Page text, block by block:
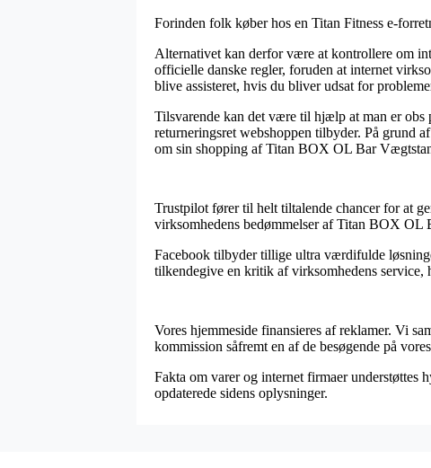
Forinden folk køber hos en Titan Fitness e-
Alternativet kan derfor være at kontrollere om
officielle danske regler, foruden at internet
blive assisteret, hvis du bliver udsat for
Tilsvarende kan det være til hjælp at man er
returneringsret webshoppen tilbyder. På grund
om sin shopping af Titan BOX OL Bar
Trustpilot fører til helt tiltalende chancer for at
virksomhedens bedømmelser af Titan BOX
Facebook tilbyder tillige ultra værdifulde
tilkendegive en kritik af virksomhedens
Vores hjemmeside finansieres af reklamer. Vi
kommission såfremt en af de besøgende på
Fakta om varer og internet firmaer understøttes
opdaterede sidens oplysninger.